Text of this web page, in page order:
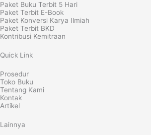
Paket Buku Terbit 5 Hari
Paket Terbit E-Book
Paket Konversi Karya Ilmiah
Paket Terbit BKD
Kontribusi Kemitraan
Quick Link
Prosedur
Toko Buku
Tentang Kami
Kontak
Artikel
Lainnya